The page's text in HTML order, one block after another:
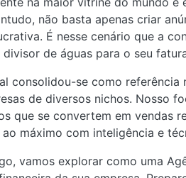
não basta apenas criar
É nesse cenário que a
de águas para o seu
consolidou-se como
de diversos nichos. Nosso
que se convertem em vendas
máximo com inteligência e
vamos explorar como uma